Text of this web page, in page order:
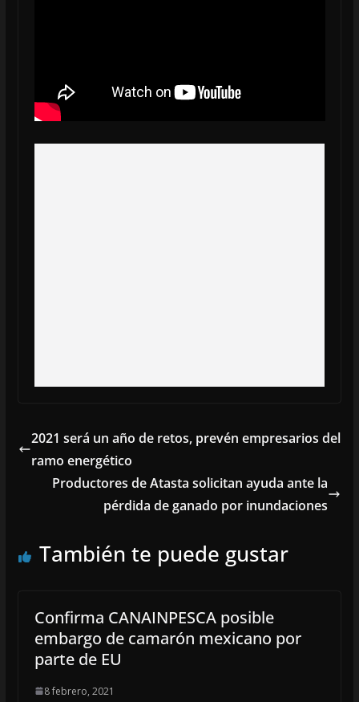
2021 será un año de retos, prevén empresarios del
ramo energético
Productores de Atasta solicitan ayuda ante la
pérdida de ganado por inundaciones
También te puede gustar
Confirma CANAINPESCA posible
embargo de camarón mexicano por
parte de EU
8 febrero, 2021